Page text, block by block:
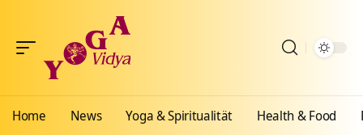
Home News Yoga & Spiritualität Health & Food